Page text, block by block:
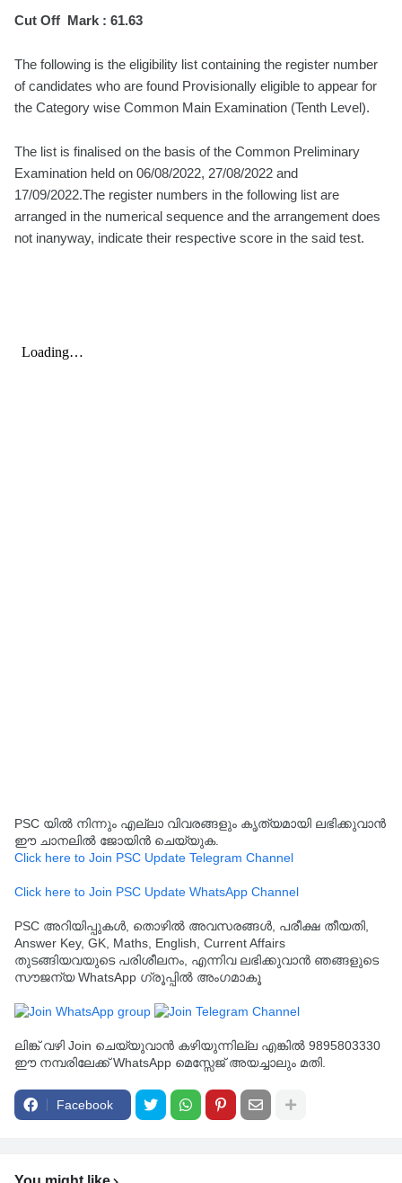
Cut Off Mark : 61.63
The following is the eligibility list containing the register number
of candidates who are found Provisionally eligible to appear for
the Category wise Common Main Examination (Tenth Level).
The list is finalised on the basis of the Common Preliminary
Examination held on 06/08/2022, 27/08/2022 and
17/09/2022.The register numbers in the following list are
arranged in the numerical sequence and the arrangement does
not inanyway, indicate their respective score in the said test.
PSC യിൽ നിന്നും എല്ലാ വിവരങ്ങളും കൃത്യമായി ലഭിക്കുവാൻ
ഈ ചാനലിൽ ജോയിൻ ചെയ്യുക.
Click here to Join PSC Update Telegram Channel
Click here to Join PSC Update WhatsApp Channel
PSC അറിയിപ്പുകൾ, തൊഴിൽ അവസരങ്ങൾ, പരീക്ഷ തീയതി,
Answer Key, GK, Maths, English, Current Affairs
തുടങ്ങിയവയുടെ പരിശീലനം, എന്നിവ ലഭിക്കുവാൻ ഞങ്ങളുടെ
സൗജന്യ WhatsApp ഗ്രൂപ്പിൽ അംഗമാകൂ
ലിങ്ക് വഴി Join ചെയ്യുവാൻ കഴിയുന്നില്ല എങ്കിൽ 9895803330
ഈ നമ്പരിലേക്ക് WhatsApp മെസ്സേജ് അയച്ചാലും മതി.
Facebook